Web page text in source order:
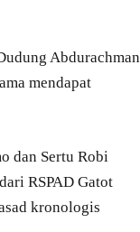
Abdurachman
mendapat
dan Sertu Robi
RSPAD Gatot
kronologis